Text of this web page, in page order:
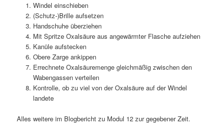
Windel einschieben
(Schutz-)Brille aufsetzen
Handschuhe überziehen
Mit Spritze Oxalsäure aus angewärmter Flasche aufziehen
Kanüle aufstecken
Obere Zarge ankippen
Errechnete Oxalsäuremenge gleichmäßig zwischen den
Wabengassen verteilen
Kontrolle, ob zu viel von der Oxalsäure auf der Windel
landete
Alles weitere im Blogbericht zu Modul 12 zur gegebener Zeit.